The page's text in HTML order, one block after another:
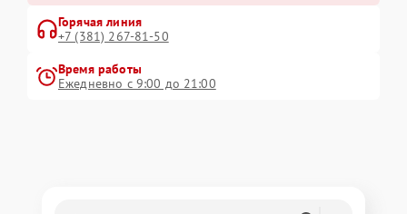
Горячая линия
+7 (381) 267-81-50
Время работы
Ежедневно с 9:00 до 21:00